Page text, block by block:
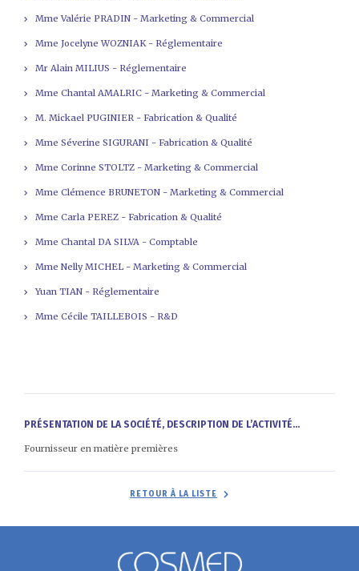
Mme Valérie PRADIN - Marketing & Commercial
Mme Jocelyne WOZNIAK - Réglementaire
Mr Alain MILIUS - Réglementaire
Mme Chantal AMALRIC - Marketing & Commercial
M. Mickael PUGINIER - Fabrication & Qualité
Mme Séverine SIGURANI - Fabrication & Qualité
Mme Corinne STOLTZ - Marketing & Commercial
Mme Clémence BRUNETON - Marketing & Commercial
Mme Carla PEREZ - Fabrication & Qualité
Mme Chantal DA SILVA - Comptable
Mme Nelly MICHEL - Marketing & Commercial
Yuan TIAN - Réglementaire
Mme Cécile TAILLEBOIS - R&D
PRÉSENTATION DE LA SOCIÉTÉ, DESCRIPTION DE L’ACTIVITÉ...
Fournisseur en matière premières
RETOUR À LA LISTE